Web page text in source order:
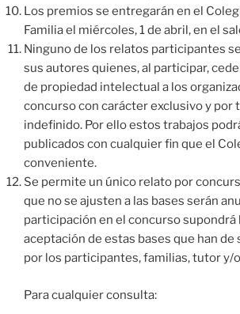
Los premios se entregarán en el
Familia el miércoles, 1 de abril, en el
Ninguno de los relatos participantes
sus autores quienes, al participar,
de propiedad intelectual a los
concurso con carácter exclusivo y por
indefinido. Por ello estos trabajos
publicados con cualquier fin que el
conveniente.
Se permite un único relato por
que no se ajusten a las bases serán
participación en el concurso supondrá
aceptación de estas bases que han de
por los participantes, familias, tutor y/
Para cualquier consulta: